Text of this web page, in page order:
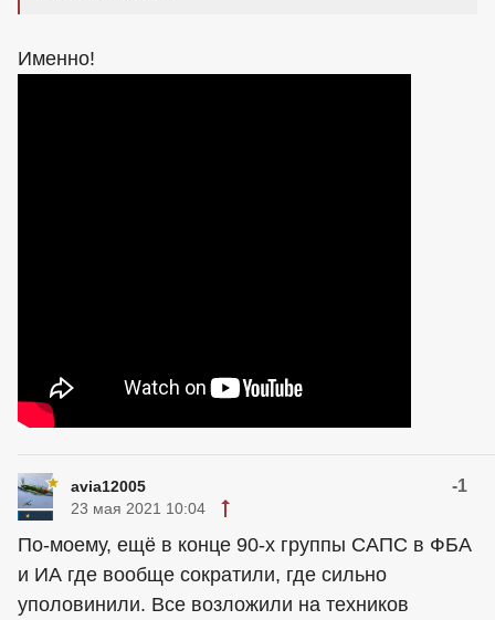
Именно!
avia12005 -1
23 мая 2021 10:04
По-моему, ещё в конце 90-х группы САПС в ФБА
и ИА где вообще сократили, где сильно
уполовинили. Все возложили на техников